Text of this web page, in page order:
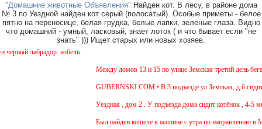
"Домашние животные Объявления": Найден кот. В лесу, в районе дома
№ 3 по Уездной найден кот серый (полосатый). Особые приметы - белое
пятно на переносице, белая грудка, белые лапки, зеленые глаза. Видно
что домашний - умный, ласковый, знает лоток ( и что бывает если "не
знать" ))) Ищет старых или новых хозяев.
лабрадор. кобель.
Между домов 13 и 15 по улице Земская третий день
GUBERNSKI.COM • В 3 подъезде ул.Земская, д.6 сидит
Уездная , дом 2 . У подъезда дома сидит котёнок , 4-5
Был найден кошеле в машине с утра по направлению в